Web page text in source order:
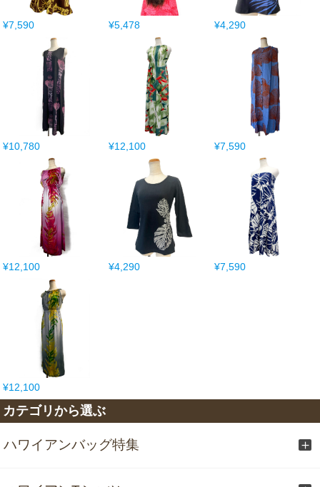
¥7,590 ¥5,478 ¥4,290
¥10,780 ¥12,100 ¥7,590
¥12,100 ¥4,290 ¥7,590
¥12,100
カテゴリから選ぶ
ハワイアンバッグ特集